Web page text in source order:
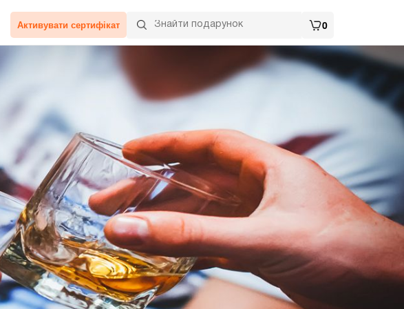
Активувати сертифікат 0